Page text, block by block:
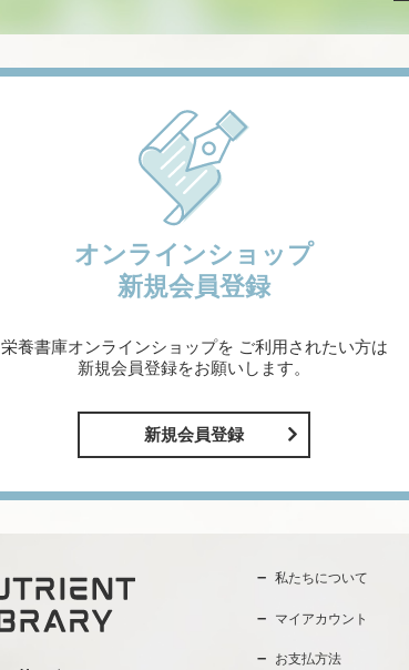
オンラインショップ
新規会員登録
栄養書庫オンラインショップを ご利用されたい方は
新規会員登録をお願いします。
新規会員登録
私たちについて
マイアカウント
お支払方法